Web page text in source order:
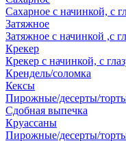
Сахарное с начинкой, с
Затяжное
Затяжное с начинкой ,с
Крекер
Крекер с начинкой, с
Крендель/соломка
Кексы
Пирожные/десерты/
Сдобная выпечка
Круассаны
Пирожные/десерты/